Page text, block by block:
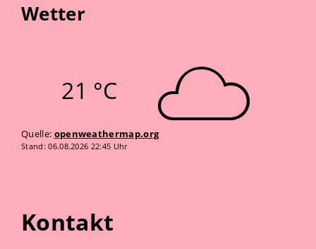
Wetter
21 °C
Quelle: openweathermap.org
Stand: 06.08.2026 22:45 Uhr
Kontakt